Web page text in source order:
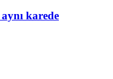
karede